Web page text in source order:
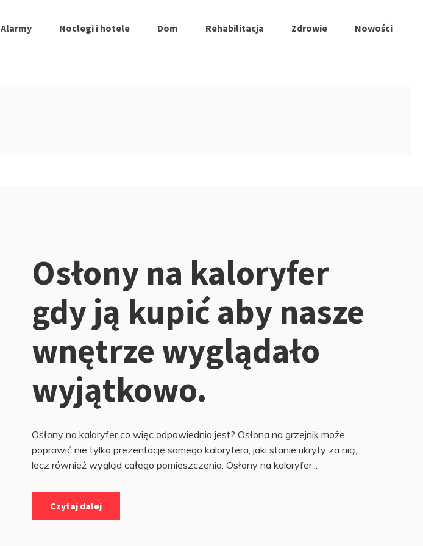
Alarmy Noclegi i hotele Dom Rehabilitacja Zdrowie Nowości
Osłony na kaloryfer
gdy ją kupić aby nasze
wnętrze wyglądało
wyjątkowo.
Osłony na kaloryfer co więc odpowiednio jest? Osłona na grzejnik może
poprawić nie tylko prezentację samego kaloryfera, jaki stanie ukryty za nią,
lecz również wygląd całego pomieszczenia. Osłony na kaloryfer...
Czytaj dalej